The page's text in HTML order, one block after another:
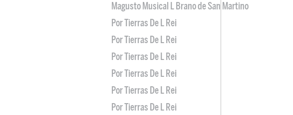
Magusto Musical L Brano de San Martino
Por Tierras De L Rei
Por Tierras De L Rei
Por Tierras De L Rei
Por Tierras De L Rei
Por Tierras De L Rei
Por Tierras De L Rei